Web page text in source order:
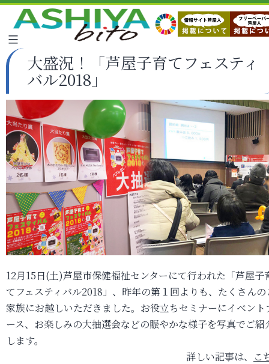
大盛況！「芦屋子育てフェスティ
バル2018」
12月15日(土)芦屋市保健福祉センターにて行われた「芦屋子
てフェスティバル2018」、昨年の第１回よりも、たくさんの
家族にお越しいただきました。お役立ちセミナーにイベント
ース、お楽しみの大抽選会などの賑やかな様子を写真でご紹
します。
詳しい記事は、
こ